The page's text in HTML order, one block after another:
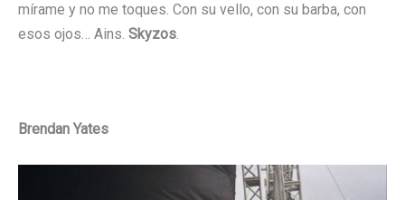
mírame y no me toques. Con su vello, con su barba, con
esos ojos… Ains. Skyzos.
Brendan Yates